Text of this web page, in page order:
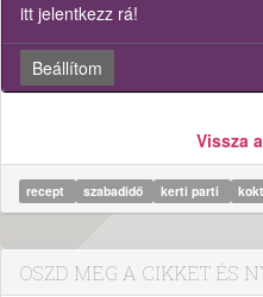
itt jelentkezz rá!
Beállítom
Vissza
recept szabadidő kerti parti
OSZD MEG A CIKKET ÉS